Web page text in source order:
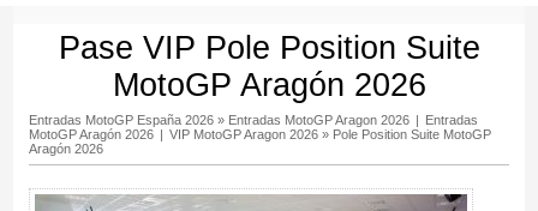
Pase VIP Pole Position Suite
MotoGP Aragón 2026
Entradas MotoGP España 2026» Entradas MotoGP Aragon 2026 | Entradas
MotoGP Aragón 2026 | VIP MotoGP Aragon 2026» Pole Position Suite MotoGP
Aragón 2026